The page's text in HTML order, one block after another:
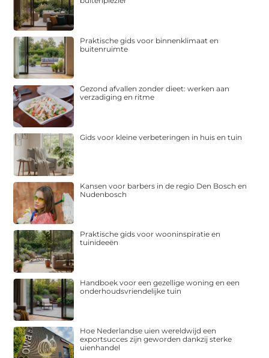
Praktische gids voor binnenklimaat en
buitenruimte
Gezond afvallen zonder dieet: werken aan
verzadiging en ritme
Gids voor kleine verbeteringen in huis en tuin
Kansen voor barbers in de regio Den Bosch en
Nudenbosch
Praktische gids voor wooninspiratie en
tuinideeën
Handboek voor een gezellige woning en een
onderhoudsvriendelijke tuin
Hoe Nederlandse uien wereldwijd een
exportsucces zijn geworden dankzij sterke
uienhandel